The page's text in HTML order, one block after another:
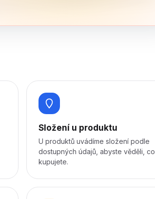
Složení u produktu
U produktů uvádíme složení podle
dostupných údajů, abyste věděli, co
kupujete.